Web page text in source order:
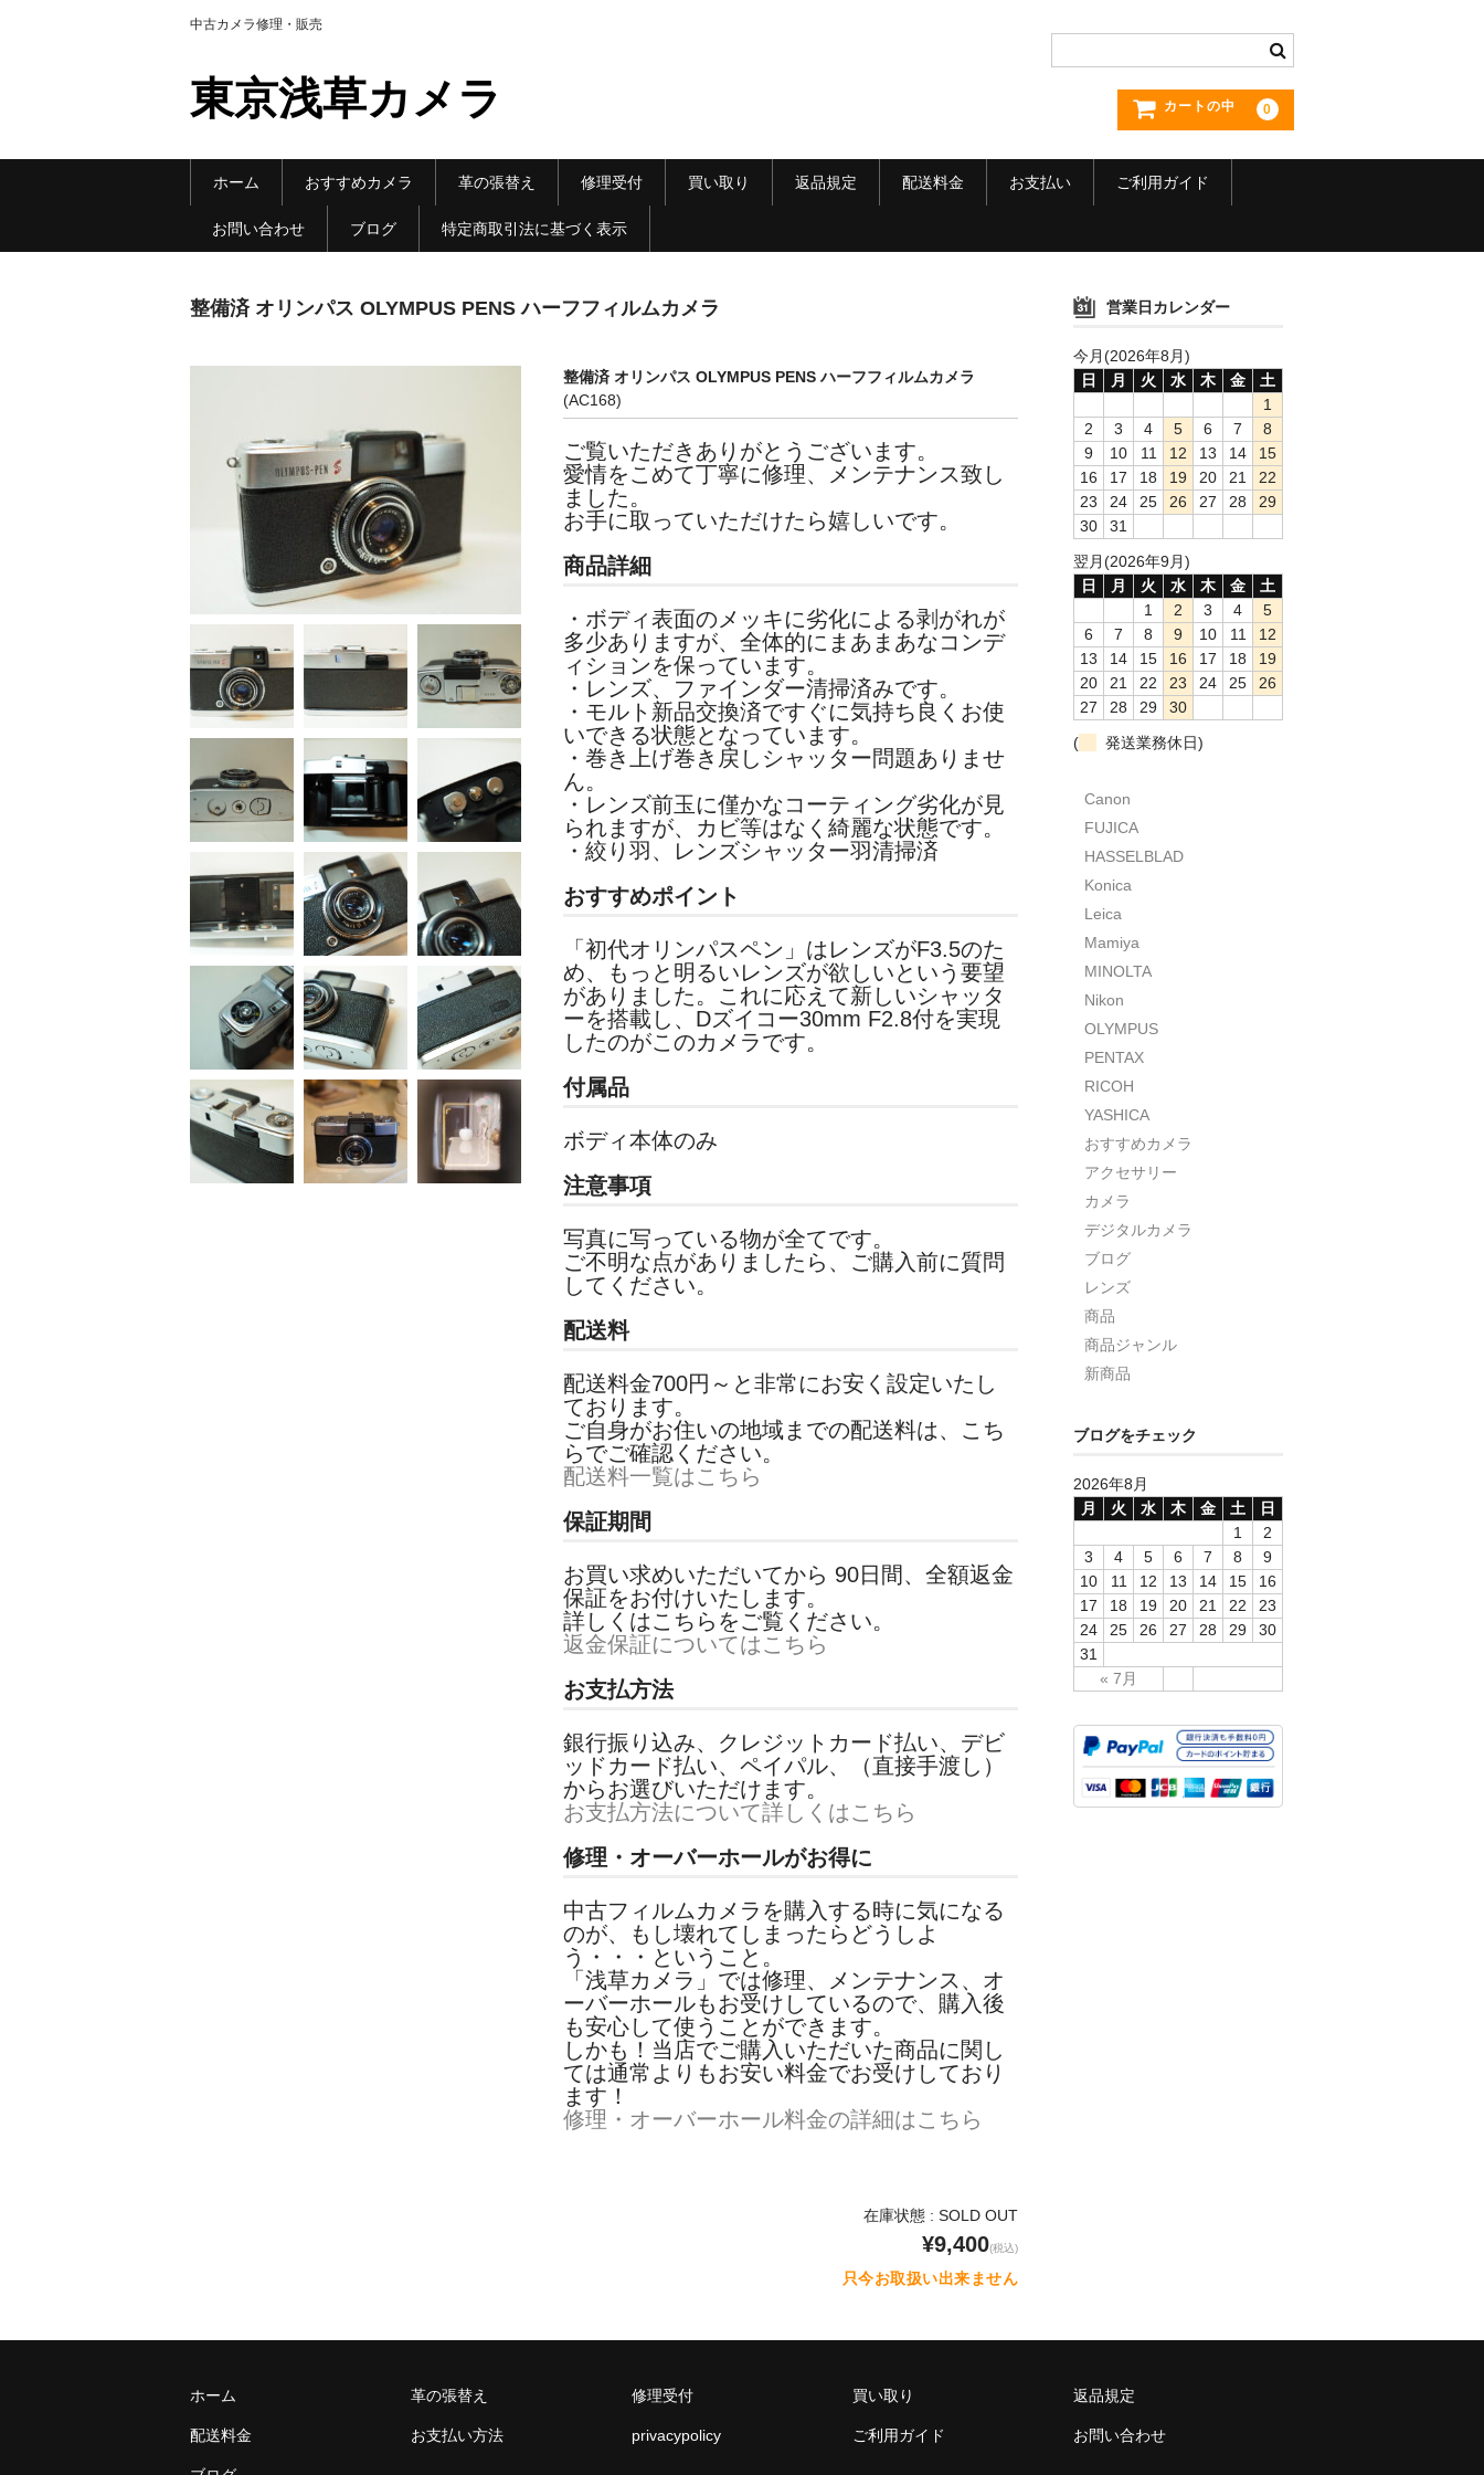
中古カメラ修理・販売
東京浅草カメラ カートの中 0
ホーム おすすめカメラ 革の張替え 修理受付 買い取り 返品規定 配送料金 お支払い ご利用ガイド
お問い合わせ ブログ 特定商取引法に基づく表示
整備済 オリンパス OLYMPUS PENS ハーフフィルムカメラ
整備済 オリンパス OLYMPUS PENS ハーフフィルムカメラ
(AC168)
ご覧いただきありがとうございます。
愛情をこめて丁寧に修理、メンテナンス致し
ました。
お手に取っていただけたら嬉しいです。
商品詳細
・ボディ表面のメッキに劣化による剥がれが
多少ありますが、全体的にまあまあなコンデ
ィションを保っています。
・レンズ、ファインダー清掃済みです。
・モルト新品交換済ですぐに気持ち良くお使
いできる状態となっています。
・巻き上げ巻き戻しシャッター問題ありませ
ん。
・ レンズ前玉に僅かなコーティング劣化が見
られますが、
カビ等はなく綺麗な状態です。
・絞り羽、レンズシャッター羽清掃済
おすすめポイント
「初代オリンパスペン」はレンズがF3.5のた
め、もっと明るいレンズが欲しいという要望
がありました。これに応えて新しいシャッタ
ーを搭載し、Dズイコー30mm F2.8付を実現
したのがこのカメラです。
付属品
ボディ本体のみ
注意事項
写真に写っている物が全てです。
ご不明な点がありましたら、ご購入前に質問
してください。
配送料
配送料金700円～と非常にお安く設定いたし
ております。
ご自身がお住いの地域までの配送料は、こち
らでご確認ください。
配送料一覧はこちら
保証期間
お買い求めいただいてから 90日間、全額返金
保証をお付けいたします。
詳しくはこちらをご覧ください。
返金保証についてはこちら
お支払方法
銀行振り込み、クレジットカード払い、デビ
ッドカード払い、ペイパル、（直接手渡し）
からお選びいただけます。
お支払方法について詳しくはこちら
修理・オーバーホールがお得に
中古フィルムカメラを購入する時に気になる
のが、もし壊れてしまったらどうしよ
う・・・ということ。
「浅草カメラ」では修理、メンテナンス、オ
ーバーホールもお受けしているので、購入後
も安心して使うことができます。
しかも！当店でご購入いただいた商品に関し
ては通常よりもお安い料金でお受けしており
ます！
修理・オーバーホール料金の詳細はこちら
在庫状態 : SOLD OUT
¥9,400(税込)
只今お取扱い出来ません
営業日カレンダー
今月(2026年8月)
日
月 火 水 木 金
土
1
2
3 4 5 6 7
8
9
10 11 12 13 14
15
16
17 18 19 20 21
22
23
24 25 26 27 28
29
30
31
翌月(2026年9月)
日
月 火 水 木 金
土
1
2 3 4
5
6
7 8 9 10 11
12
13
14 15 16 17 18
19
20
21 22 23 24 25
26
27
28 29
30
(
発送業務休日)
Canon
FUJICA
HASSELBLAD
Konica
Leica
Mamiya
MINOLTA
Nikon
OLYMPUS
PENTAX
RICOH
YASHICA
おすすめカメラ
アクセサリー
カメラ
デジタルカメラ
ブログ
レンズ
商品
商品ジャンル
新商品
ブログをチェック
2026年8月
月
火 水 木 金 土 日
« 7月
1
2
3
4 5 6 7 8
9
10
11 12 13 14 15
16
17
18 19 20 21 22
23
24
25 26 27 28 29
30
31
ホーム 革の張替え 修理受付 買い取り 返品規定
配送料金 お支払い方法 privacypolicy ご利用ガイド お問い合わせ